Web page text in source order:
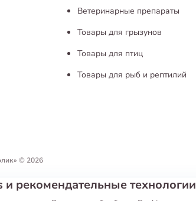
Ветеринарные препараты
Товары для грызунов
Товары для птиц
Товары для рыб и рептилий
© 2026
Пользовательское соглашение Публичная
рекомендательные